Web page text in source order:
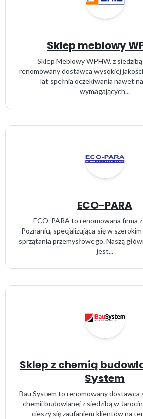
Sklep meblowy
Sklep Meblowy WPHW, z
renomowany dostawca wysokiej
lat spełnia oczekiwania nawet
wymagających...
ECO-PARA
ECO-PARA to renomowana firma
Poznaniu, specjalizująca się w
sprzątania przemysłowego. Naszą
jest...
Sklep z chemią
System
Bau System to renomowany dostawca
chemii budowlanej z siedzibą w
cieszy się zaufaniem klientów na